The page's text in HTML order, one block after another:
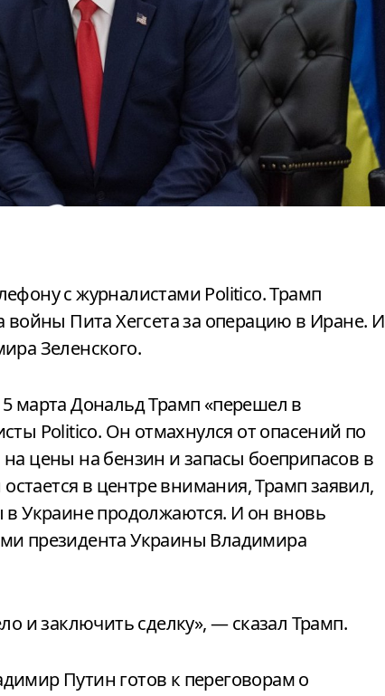
войны Пита Хегсета за операцию в Иране. И
Зеленского.
Politico. Он отмахнулся от опасений по
цены на бензин и запасы боеприпасов в
в центре внимания, Трамп заявил,
Украине продолжаются. И он вновь
президента Украины Владимира
и заключить сделку», — сказал Трамп.
Путин готов к переговорам о